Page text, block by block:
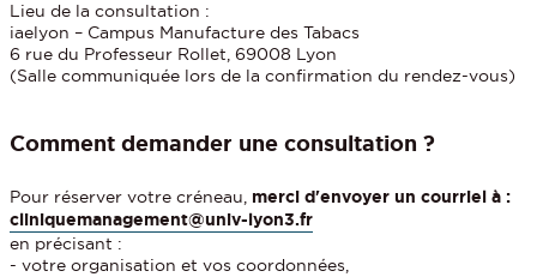
Lieu de la consultation :
iaelyon – Campus Manufacture des Tabacs
6 rue du Professeur Rollet, 69008 Lyon
(Salle communiquée lors de la confirmation du rendez-vous)
Comment demander une consultation ?
Pour réserver votre créneau, merci d'envoyer un courriel à :
cliniquemanagement@univ-lyon3.fr
en précisant :
- votre organisation et vos coordonnées,